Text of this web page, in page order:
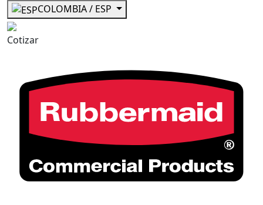
COLOMBIA / ESP
Cotizar